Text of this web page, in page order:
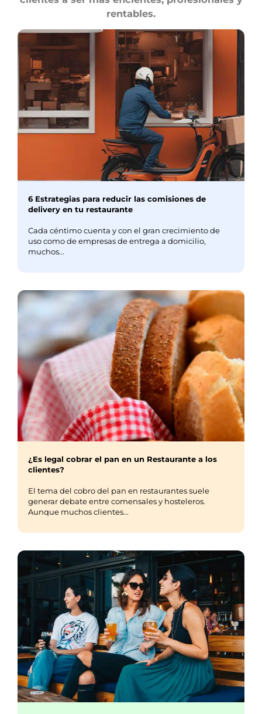
rentables.
6 Estrategias para reducir las comisiones de
delivery en tu restaurante
Cada céntimo cuenta y con el gran crecimiento de
uso como de empresas de entrega a domicilio,
muchos...
¿Es legal cobrar el pan en un Restaurante a los
clientes?
El tema del cobro del pan en restaurantes suele
generar debate entre comensales y hosteleros.
Aunque muchos clientes...